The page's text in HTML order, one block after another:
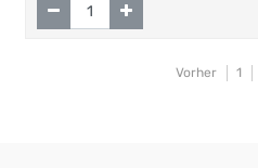
Vorher 1